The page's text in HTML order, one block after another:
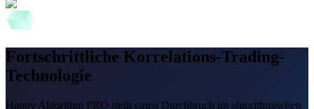
Fortschrittliche Korrelations-Trading-
Technologie
Happy Algorithm PRO stellt einen Durchbruch im algorithmischen